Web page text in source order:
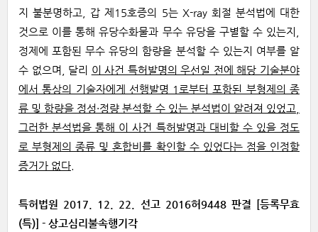
지 불분명하고, 갑 제15호증의 5는 X-ray 회절 분석법에 대한
것으로 이를 통해 유당수화물과 무수 유당을 구별할 수 있는지,
정제에 포함된 무수 유당의 함량을 분석할 수 있는지 여부를 알
수 없으며, 달리 이 사건 특허발명의 우선일 전에 해당 기술분야
에서 통상의 기술자에게 선행발명 1로부터 포함된 부형제의 종
류 및 함량을 정성·정량 분석할 수 있는 분석법이 알려져 있었고,
그러한 분석법을 통해 이 사건 특허발명과 대비할 수 있을 정도
로 부형제의 종류 및 혼합비를 확인할 수 있었다는 점을 인정할
증거가 없다
특허법원 2017. 12. 22. 선고 2016허9448 판결 [등록무효
(특)] - 상고심리불속행기각